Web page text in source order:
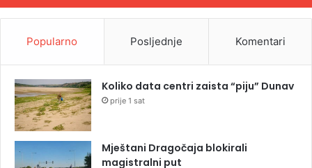
Popularno Posljednje Komentari
Koliko data centri zaista “piju” Dunav
prije 1 sat
Mještani Dragočaja blokirali
magistralni put